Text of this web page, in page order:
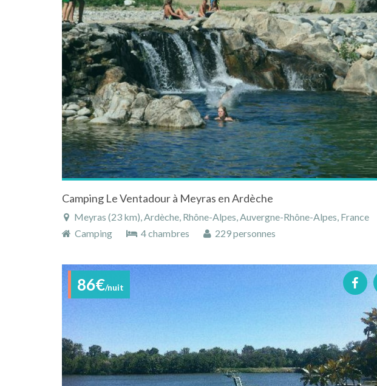
Camping Le Ventadour à Meyras en Ardèche
Meyras (23 km), Ardèche, Rhône-Alpes, Auvergne-Rhône-Alpes, France
Camping
4 chambres 229 personnes
86€/nuit